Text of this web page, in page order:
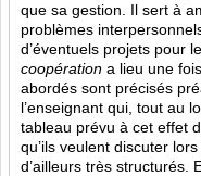
que sa gestion. Il sert à
problèmes
d’éventuels projets pour
coopération a lieu une
abordés sont précisés
l’enseignant qui, tout au
tableau prévu à cet effet
qu’ils veulent discuter
d’ailleurs très structurés.